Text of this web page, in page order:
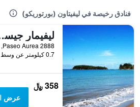
فنادق رخيصة في ليفيتاون (بورتوريكو)
0.7 كيلومتر عن وسط المدينة
358 ﷼
عرض